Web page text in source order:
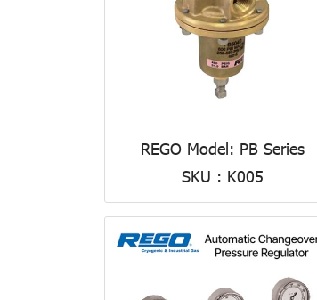
REGO Model: PB Series
SKU : K005